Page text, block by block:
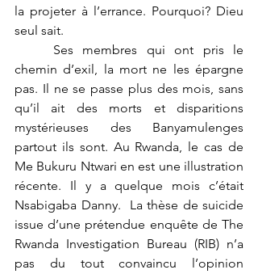
la projeter à l’errance. Pourquoi? Dieu
seul sait.
chemin d’exil, la mort ne les épargne
pas. Il ne se passe plus des mois, sans
qu’il ait des morts et disparitions
mystérieuses des Banyamulenges
partout ils sont. Au Rwanda, le cas de
Me Bukuru Ntwari en est une illustration
récente. Il y a quelque mois c’était
Nsabigaba Danny.  La thèse de suicide
issue d’une prétendue enquête de The
Rwanda Investigation Bureau (RIB) n’a
pas du tout convaincu l’opinion